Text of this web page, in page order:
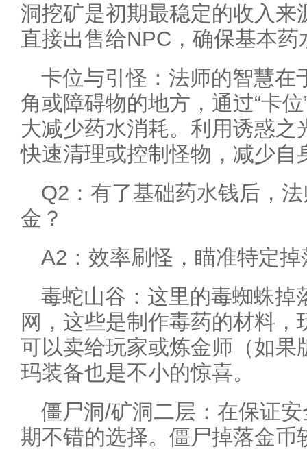
洞挖矿是初期最稳定的收入来
直接出售给NPC，确保基本药
卡位与引怪：法师的智慧在
角或障碍物的地方，通过“卡
大减少药水消耗。利用诱惑
快速清理或控制怪物，减少自
Q2：有了基础药水钱后，
金？
A2：效率刷怪，瞄准特定掉
毒蛇山谷：这里的毒蜘蛛掉
网，这些是制作毒药的材料
可以卖给玩家或炼金师（如果
玛装备也是不小的惊喜。
僵尸洞/矿洞二层：在保证
期不错的选择。僵尸掉落金币